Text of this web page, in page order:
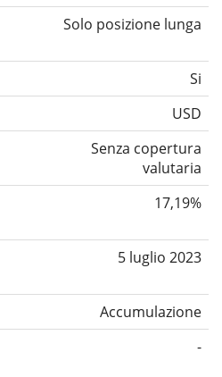
Solo posizione lunga
Si
USD
Senza copertura
valutaria
17,19%
5 luglio 2023
Accumulazione
-